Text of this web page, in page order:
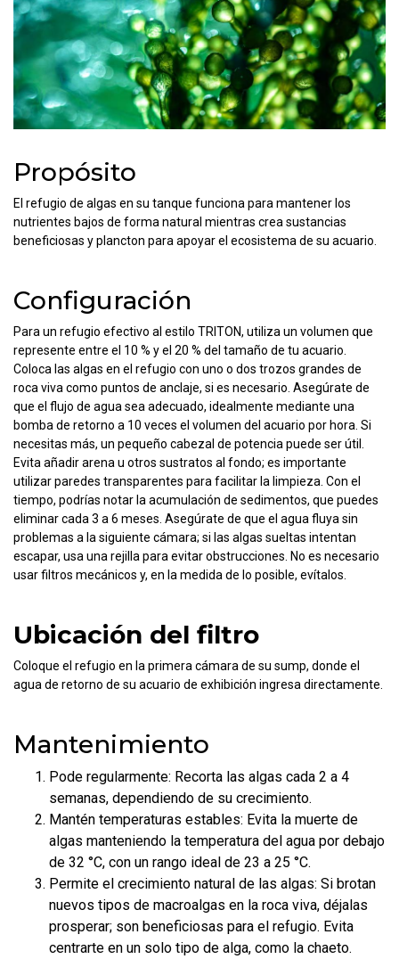
Propósito
El refugio de algas en su tanque funciona para mantener los
nutrientes bajos de forma natural mientras crea sustancias
beneficiosas y plancton para apoyar el ecosistema de su acuario.
Configuración
Para un refugio efectivo al estilo TRITON, utiliza un volumen que
represente entre el 10 % y el 20 % del tamaño de tu acuario.
Coloca las algas en el refugio con uno o dos trozos grandes de
roca viva como puntos de anclaje, si es necesario. Asegúrate de
que el flujo de agua sea adecuado, idealmente mediante una
bomba de retorno a 10 veces el volumen del acuario por hora. Si
necesitas más, un pequeño cabezal de potencia puede ser útil.
Evita añadir arena u otros sustratos al fondo; es importante
utilizar paredes transparentes para facilitar la limpieza. Con el
tiempo, podrías notar la acumulación de sedimentos, que puedes
eliminar cada 3 a 6 meses. Asegúrate de que el agua fluya sin
problemas a la siguiente cámara; si las algas sueltas intentan
escapar, usa una rejilla para evitar obstrucciones. No es necesario
usar filtros mecánicos y, en la medida de lo posible, evítalos.
Ubicación del filtro
Coloque el refugio en la primera cámara de su sump, donde el
agua de retorno de su acuario de exhibición ingresa directamente.
Mantenimiento
Pode regularmente: Recorta las algas cada 2 a 4
semanas, dependiendo de su crecimiento.
Mantén temperaturas estables: Evita la muerte de
algas manteniendo la temperatura del agua por debajo
de 32 °C, con un rango ideal de 23 a 25 °C.
Permite el crecimiento natural de las algas: Si brotan
nuevos tipos de macroalgas en la roca viva, déjalas
prosperar; son beneficiosas para el refugio. Evita
centrarte en un solo tipo de alga, como la chaeto.